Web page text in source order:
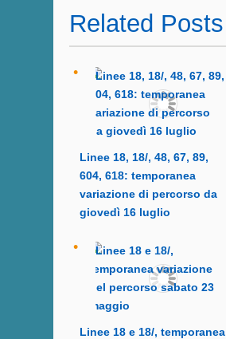
Related Posts
Linee 18, 18/, 48, 67, 89,
604, 618: temporanea
variazione di percorso da
giovedì 16 luglio
Linee 18 e 18/, temporanea